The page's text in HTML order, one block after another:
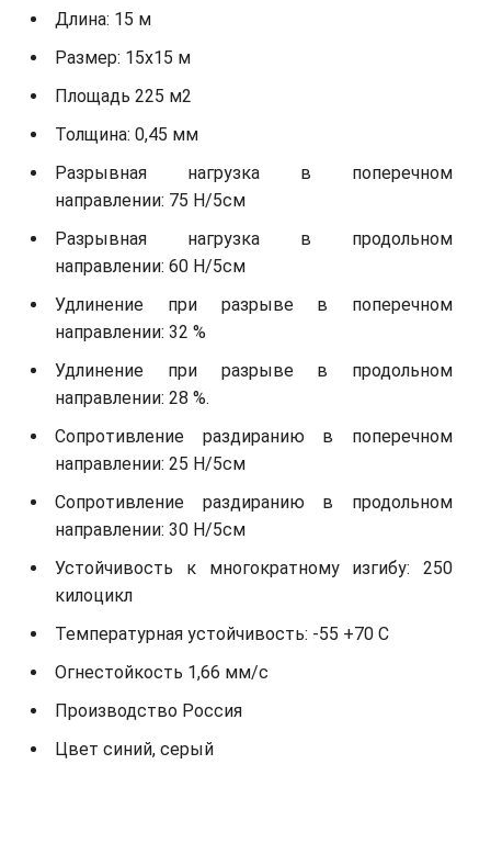
Длина: 15 м
Размер: 15х15 м
Площадь 225 м2
Толщина: 0,45 мм
Разрывная нагрузка в поперечном
направлении: 75 Н/5см
Разрывная нагрузка в продольном
направлении: 60 Н/5см
Удлинение при разрыве в поперечном
направлении: 32 %
Удлинение при разрыве в продольном
направлении: 28 %.
Сопротивление раздиранию в поперечном
направлении: 25 Н/5см
Сопротивление раздиранию в продольном
направлении: 30 Н/5см
Устойчивость к многократному изгибу: 250
килоцикл
Температурная устойчивость: -55 +70 С
Огнестойкость 1,66 мм/с
Производство Россия
Цвет синий, серый